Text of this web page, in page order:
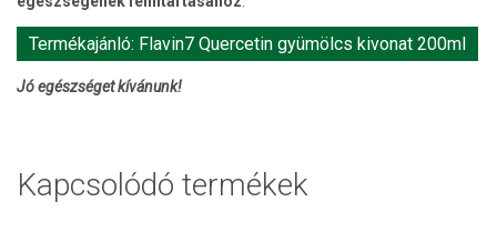
Termékajánló: Flavin7 Quercetin gyümölcs kivonat 200ml
Jó egészséget kívánunk!
Kapcsolódó termékek